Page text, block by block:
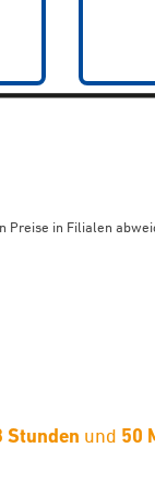
Preise in Filialen
Stunden und 50